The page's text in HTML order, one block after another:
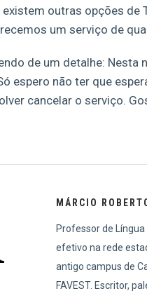
existem outras opções de
um serviço de
de um detalhe: Nesta
espero não ter que
cancelar o serviço.
MÁRCIO
Professor de
efetivo na rede
antigo campus de
FAVEST. Escritor,